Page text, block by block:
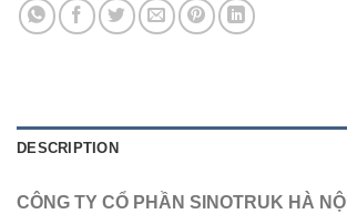
DESCRIPTION
CÔNG TY CỔ PHẦN SINOTRUK HÀ NỘI